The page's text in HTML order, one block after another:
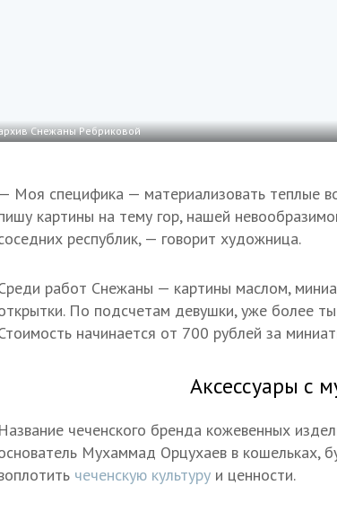
Снежаны Ребриковой
— Моя специфика — материализовать теплые
картины на тему гор, нашей
республик, — говорит художница.
работ Снежаны — картины маслом,
По подсчетам девушки, уже более
начинается от 700 рублей за
Аксессуары с
Название чеченского бренда кожевенных
Мухаммад Орцухаев в кошельках,
чеченскую культуру и ценности.